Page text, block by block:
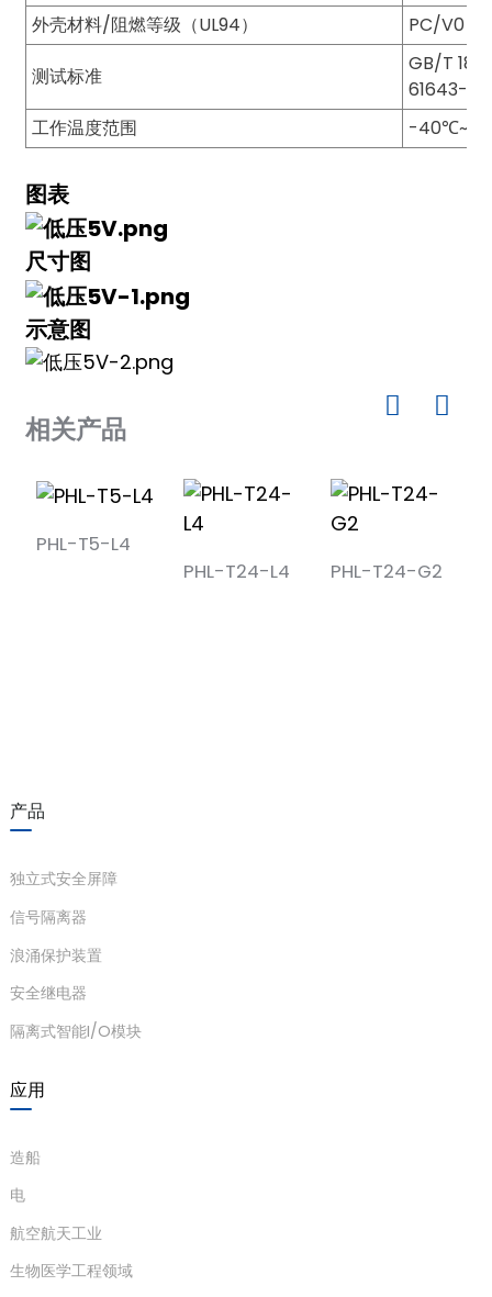
外壳材料/阻燃等级（UL94）
PC/V0
测试标准
GB/T
61643-21
工作温度范围
-40℃~
图表
尺寸图
示意图
相关产品
PHL-T5-L4
PHL-T24-L4
PHL-T24-G2
产品
独立式安全屏障
信号隔离器
浪涌保护装置
安全继电器
隔离式智能I/O模块
应用
造船
电
航空航天工业
生物医学工程领域